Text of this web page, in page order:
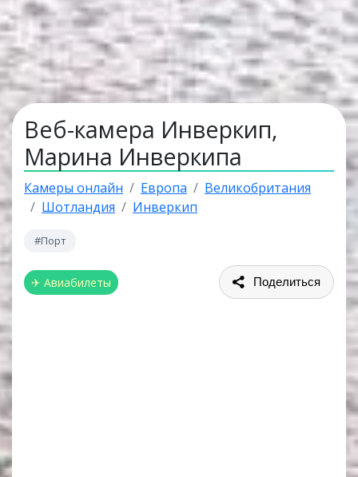
Веб-камера Инверкип,
Марина Инверкипа
Камеры онлайн Европа
Великобритания
Шотландия
Инверкип
#Порт
✈ Авиабилеты Поделиться